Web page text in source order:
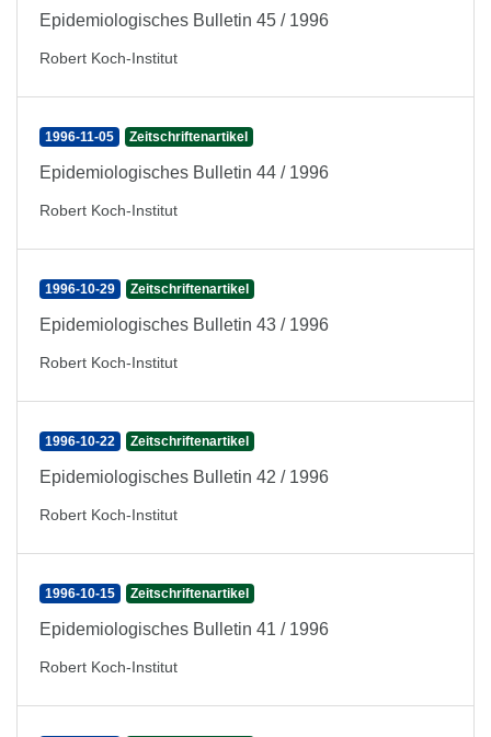
Epidemiologisches Bulletin 45 / 1996
Robert Koch-Institut
1996-11-05 Zeitschriftenartikel
Epidemiologisches Bulletin 44 / 1996
Robert Koch-Institut
1996-10-29 Zeitschriftenartikel
Epidemiologisches Bulletin 43 / 1996
Robert Koch-Institut
1996-10-22 Zeitschriftenartikel
Epidemiologisches Bulletin 42 / 1996
Robert Koch-Institut
1996-10-15 Zeitschriftenartikel
Epidemiologisches Bulletin 41 / 1996
Robert Koch-Institut